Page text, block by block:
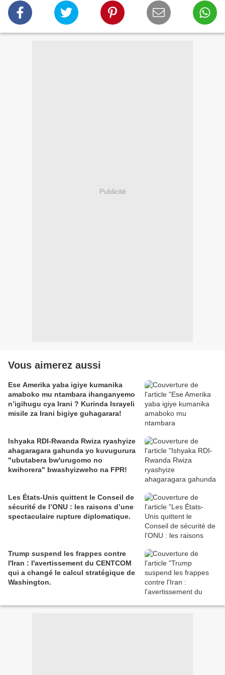
Publicité
Vous aimerez aussi
Ese Amerika yaba igiye kumanika
amaboko mu ntambara ihanganyemo
n’igihugu cya Irani ? Kurinda Israyeli
misile za Irani bigiye guhagarara!
Ishyaka RDI-Rwanda Rwiza ryashyize
ahagaragara gahunda yo kuvugurura
"ubutabera bw'urugomo no
kwihorera" bwashyizweho na FPR!
Les États-Unis quittent le Conseil de
sécurité de l’ONU : les raisons d’une
spectaculaire rupture diplomatique.
Trump suspend les frappes contre
l'Iran : l'avertissement du CENTCOM
qui a changé le calcul stratégique de
Washington.